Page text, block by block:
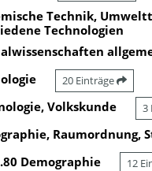
Technik,
Technologien
20 Einträge
Volkskunde 3
Raumordnung,
Demographie 12